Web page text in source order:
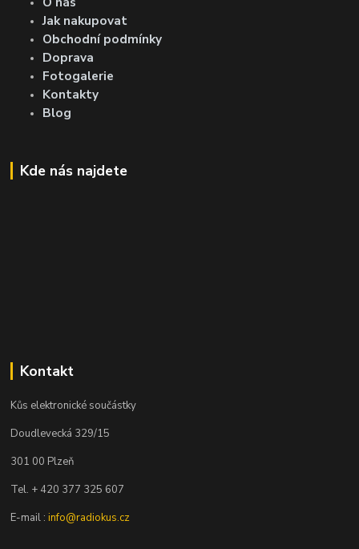
Jak nakupovat
Obchodní podmínky
Doprava
Fotogalerie
Kontakty
Blog
Kde nás najdete
Kontakt
Kůs elektronické součástky
Doudlevecká 329/15
301 00 Plzeň
Tel. + 420 377 325 607
E-mail :info@radiokus.cz